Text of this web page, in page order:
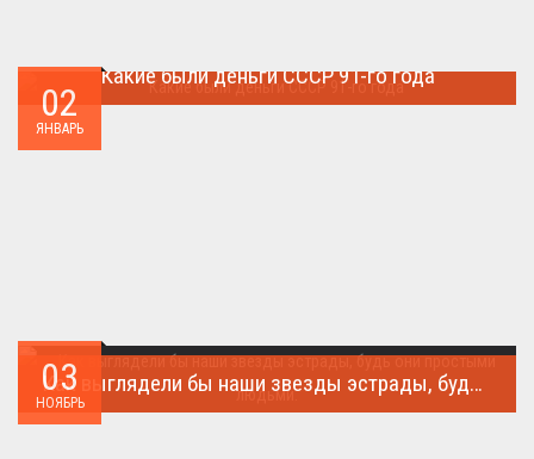
02
ЯНВАРЬ
Какие были деньги СССР 91-го года
03
НОЯБРЬ
Как выглядели бы наши звезды эстрады, будь они простыми людьми.